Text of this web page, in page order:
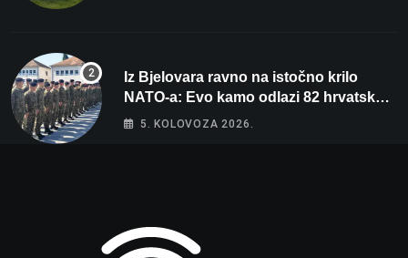
Iz Bjelovara ravno na istočno krilo
NATO-a: Evo kamo odlazi 82 hrvatska
vojnika i 6 vojnikinja
5. KOLOVOZA 2026.